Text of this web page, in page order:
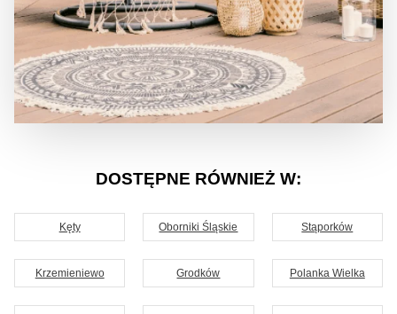
DOSTĘPNE RÓWNIEŻ W:
Kęty Oborniki Śląskie Stąporków
Krzemieniewo Grodków Polanka Wielka